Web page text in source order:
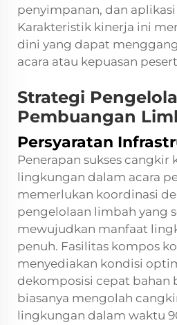
penyimpanan, dan
Karakteristik kinerja ini
dini yang dapat
acara atau kepuasan
Strategi
Pembuangan
Persyaratan
Penerapan sukses cangkir
lingkungan dalam acara
memerlukan koordinasi
pengelolaan limbah yang
mewujudkan manfaat
penuh. Fasilitas kompos
menyediakan kondisi
dekomposisi cepat bahan
biasanya mengolah
lingkungan dalam waktu